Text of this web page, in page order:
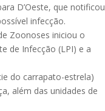
D’Oeste, que notificou
infecção.
Zoonoses iniciou o
de Infecção (LPI) e a
do carrapato-estrela)
além das unidades de